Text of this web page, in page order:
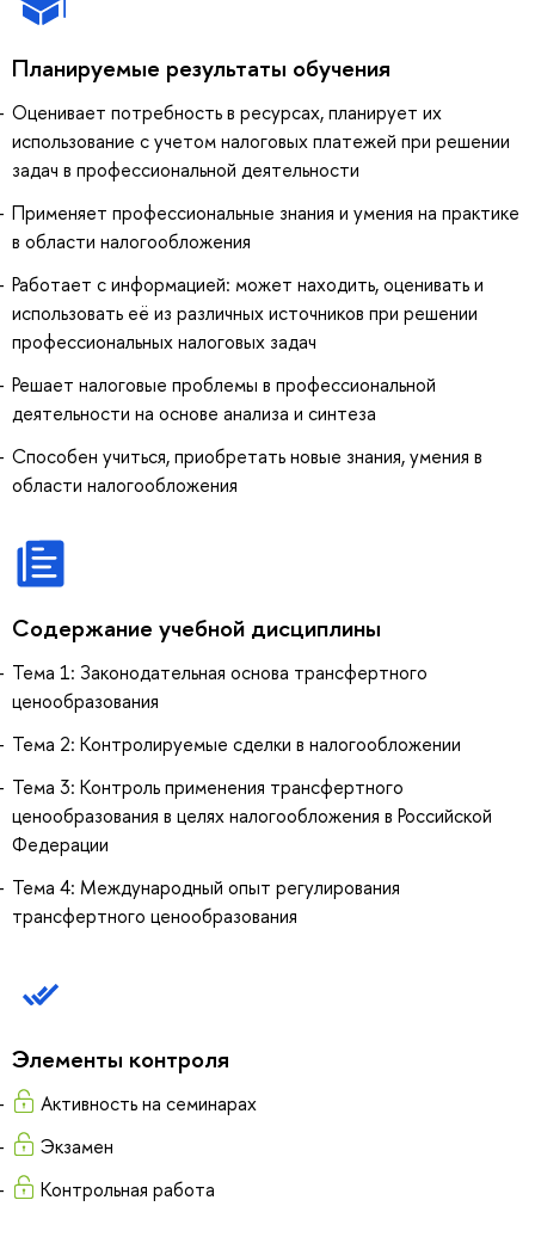
Планируемые результаты обучения
Оценивает потребность в ресурсах, планирует их
использование с учетом налоговых платежей при решении
задач в профессиональной деятельности
Применяет профессиональные знания и умения на практике
в области налогообложения
Работает с информацией: может находить, оценивать и
использовать её из различных источников при решении
профессиональных налоговых задач
Решает налоговые проблемы в профессиональной
деятельности на основе анализа и синтеза
Способен учиться, приобретать новые знания, умения в
области налогообложения
Содержание учебной дисциплины
Тема 1: Законодательная основа трансфертного
ценообразования
Тема 2: Контролируемые сделки в налогообложении
Тема 3: Контроль применения трансфертного
ценообразования в целях налогообложения в Российской
Федерации
Тема 4: Международный опыт регулирования
трансфертного ценообразования
Элементы контроля
Активность на семинарах
Экзамен
Контрольная работа